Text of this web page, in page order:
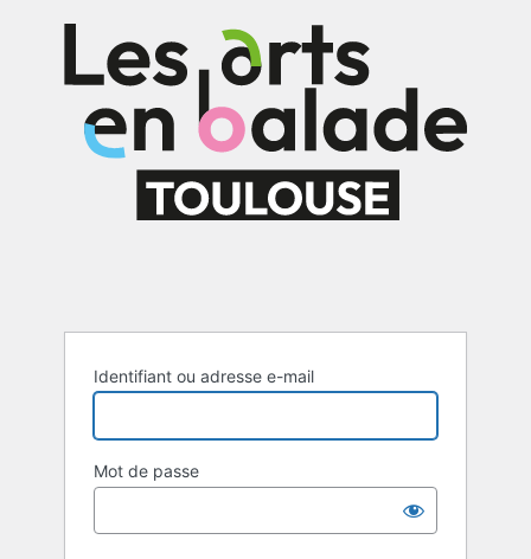
connecter
Identifiant ou adresse e-mail
Mot de passe